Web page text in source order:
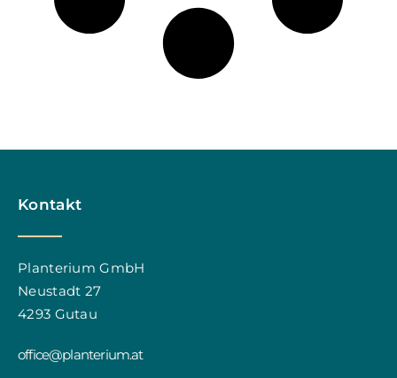
Kontakt
Planterium GmbH
Neustadt 27
4293 Gutau
office@planterium.at